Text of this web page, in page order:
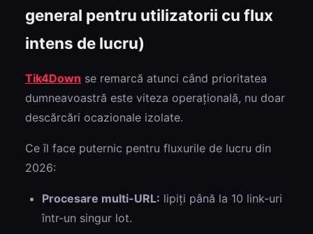
general pentru utilizatorii cu flux
intens de lucru)
Tik4Down se remarcă atunci când prioritatea
dumneavoastră este viteza operațională, nu doar
descărcări ocazionale izolate.
Ce îl face puternic pentru fluxurile de lucru din
2026:
Procesare multi-URL: lipiți până la 10 link-uri
într-un singur lot.